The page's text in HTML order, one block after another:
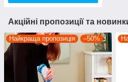
Акційні пропозиції та
Найкраща пропозиція –50%